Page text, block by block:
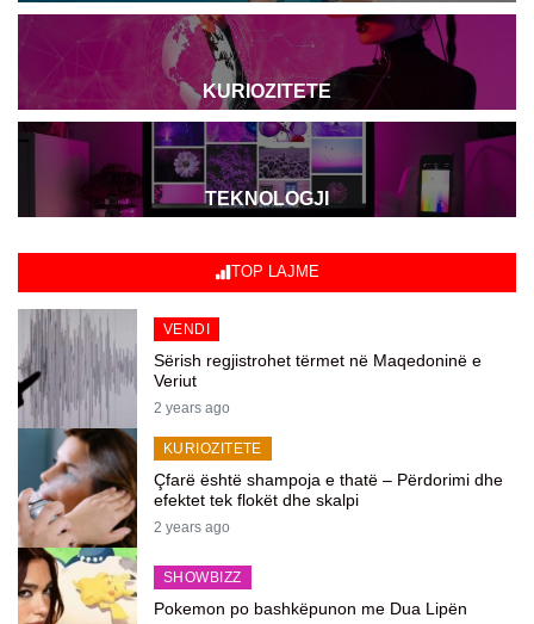
KURIOZITETE
TEKNOLOGJI
TOP LAJME
VENDI
Sërish regjistrohet tërmet në Maqedoninë e
Veriut
2 years ago
KURIOZITETE
Çfarë është shampoja e thatë – Përdorimi dhe
efektet tek flokët dhe skalpi
2 years ago
SHOWBIZZ
Pokemon po bashkëpunon me Dua Lipën